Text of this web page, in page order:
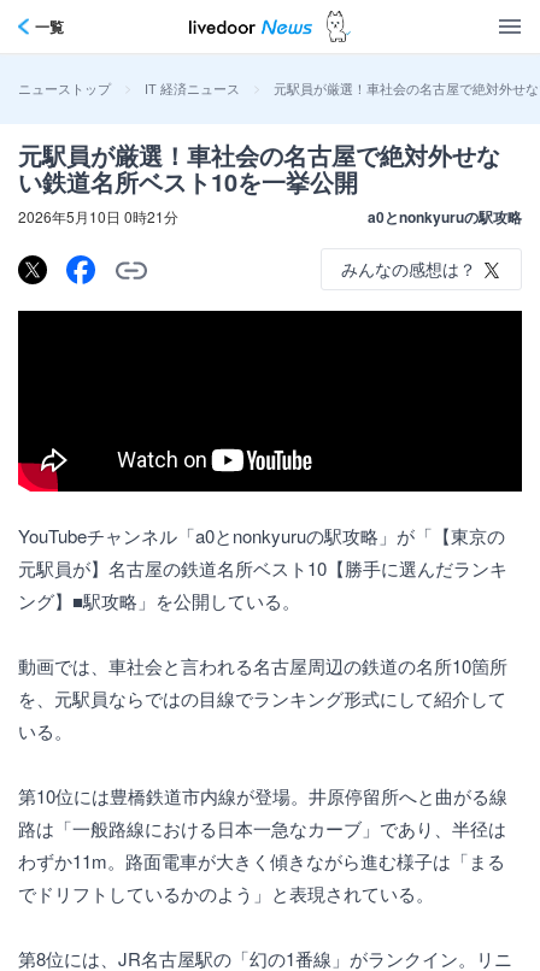
一覧
ニューストップ > IT 経済ニュース > 元駅員が厳選！車社会の名古屋で絶対外せ
元駅員が厳選！車社会の名古屋で絶対外せな
い鉄道名所ベスト10を一挙公開
2026年5月10日 0時21分 a0とnonkyuruの駅攻略
みんなの感想は？
YouTubeチャンネル「a0とnonkyuruの駅攻略」が「【東京の
元駅員が】名古屋の鉄道名所ベスト10【勝手に選んだランキ
ング】■駅攻略」を公開している。
動画では、車社会と言われる名古屋周辺の鉄道の名所10箇所
を、元駅員ならではの目線でランキング形式にして紹介して
いる。
第10位には豊橋鉄道市内線が登場。井原停留所へと曲がる線
路は「一般路線における日本一急なカーブ」であり、半径は
わずか11m。路面電車が大きく傾きながら進む様子は「まる
でドリフトしているかのよう」と表現されている。
第8位には、JR名古屋駅の「幻の1番線」がランクイン。リニ